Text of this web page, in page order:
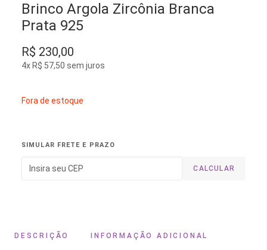
Brinco Argola Zircônia Branca
Prata 925
R$ 230,00
4x R$ 57,50 sem juros
Fora de estoque
SIMULAR FRETE E PRAZO
CALCULAR
DESCRIÇÃO INFORMAÇÃO ADICIONAL